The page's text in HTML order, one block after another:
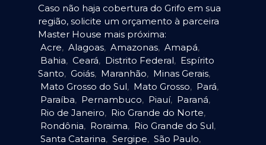
Caso não haja cobertura do Grifo em sua
região, solicite um orçamento à parceira
Master House mais próxima:
Acre, Alagoas, Amazonas, Amapá,
Bahia, Ceará, Distrito Federal, Espírito
Santo, Goiás, Maranhão, Minas Gerais,
Mato Grosso do Sul, Mato Grosso, Pará,
Paraíba, Pernambuco, Piauí, Paraná,
Rio de Janeiro, Rio Grande do Norte,
Rondônia, Roraima, Rio Grande do Sul,
Santa Catarina, Sergipe, São Paulo,